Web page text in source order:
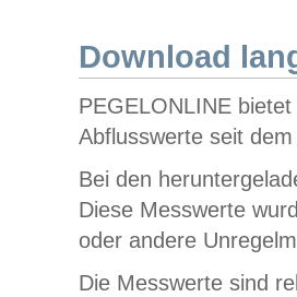
Download
PEGELONLINE
Abflusswerte seit
Bei den
Diese Messwerte
oder andere
Die Messwerte sind